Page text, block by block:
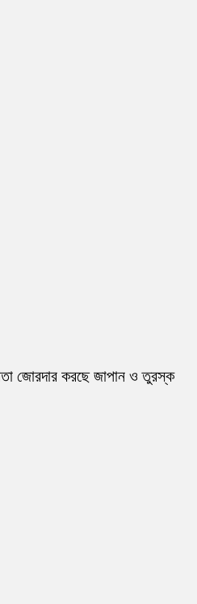
জোরদার করছে জাপান ও তুরস্ক